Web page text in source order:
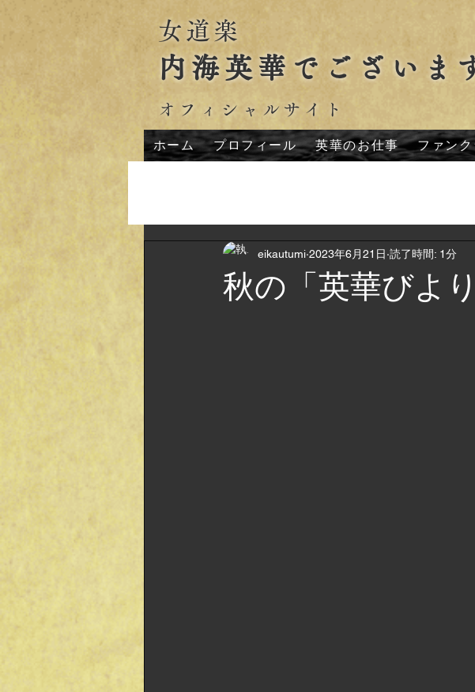
女道楽
内海英華でございま
オフィシャルサイト
ホーム プロフィール 英華のお仕事 ファン
秋の「英華びより
eikautumi 2023年6月21日 読了時間: 1分